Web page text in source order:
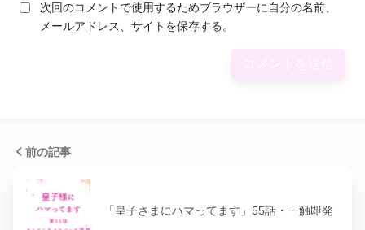
次回のコメントで使用するためブラウザーに自分の名前、
メールアドレス、サイトを保存する。
前の記事
「皇子さまにハマってます」55話・一触即発